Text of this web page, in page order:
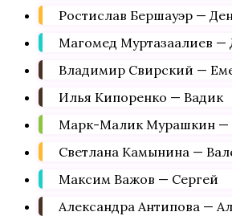
Ростислав Бершауэр —
Магомед Муртазаалиев —
Владимир Свирский —
Илья Кипоренко — Вадик
Марк-Малик Мурашкин —
Светлана Камынина —
Максим Важов — Сергей
Александра Антипова —